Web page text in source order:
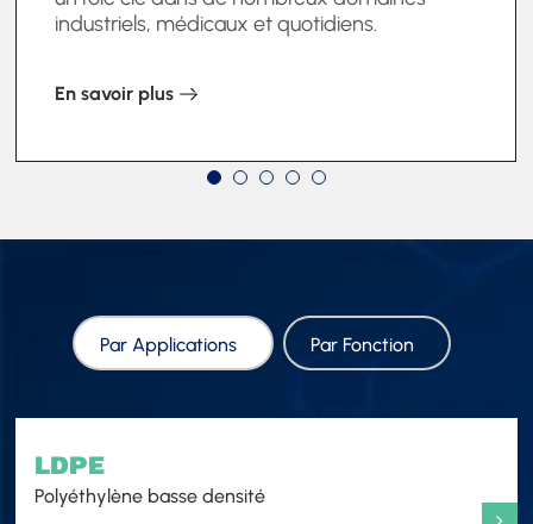
industriels, médicaux et quotidiens.
En savoir plus
Par Applications Par Fonction
LDPE
Polyéthylène basse densité